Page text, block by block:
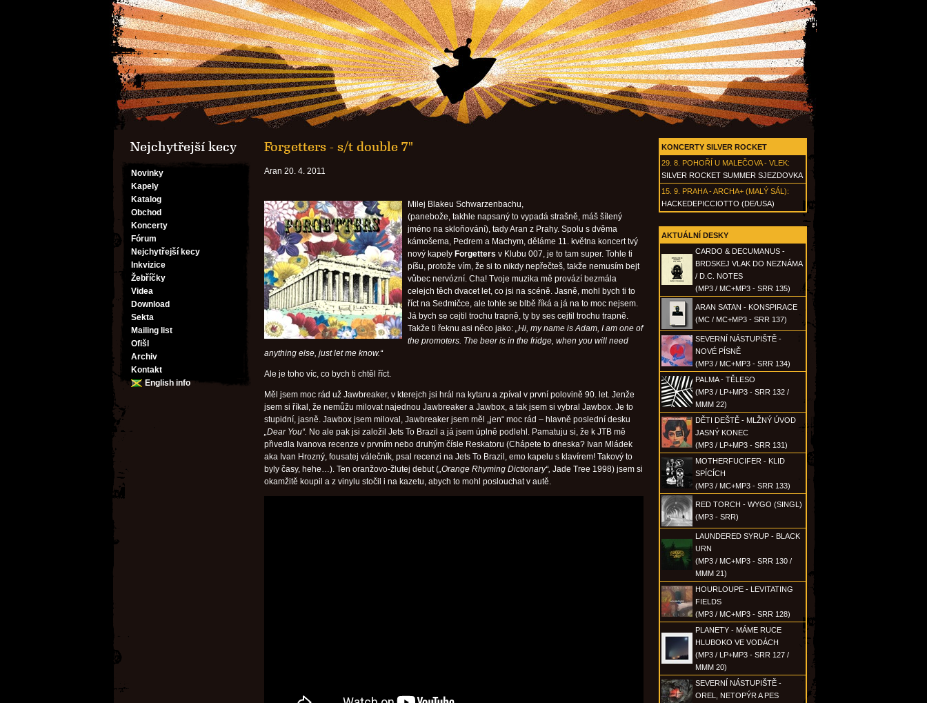
Nejchytřejší kecy
Novinky
Kapely
Katalog
Obchod
Koncerty
Fórum
Nejchytřejší kecy
Inkvizice
Žebříčky
Videa
Download
Sekta
Mailing list
Ofišl
Archiv
Kontakt
English info
KONCERTY SILVER ROCKET
29. 8. POHOŘÍ U MALEČOVA - VLEK:
SILVER ROCKET SUMMER SJEZDOVKA
15. 9. PRAHA - ARCHA+ (MALÝ SÁL):
HACKEDEPICCIOTTO (DE/USA)
AKTUÁLNÍ DESKY
CARDO & DECUMANUS -
BRDSKEJ VLAK DO NEZNÁMA
/ D.C. NOTES
(MP3 / MC+MP3 - SRR 135)
ARAN SATAN - KONSPIRACE
(MC / MC+MP3 - SRR 137)
SEVERNÍ NÁSTUPIŠTĚ -
NOVÉ PÍSNĚ
(MP3 / MC+MP3 - SRR 134)
PALMA - TĚLESO
(MP3 / LP+MP3 - SRR 132 /
MMM 22)
DĚTI DEŠTĚ - MLŽNÝ ÚVOD
JASNÝ KONEC
(MP3 / LP+MP3 - SRR 131)
MOTHERFUCIFER - KLID
SPÍCÍCH
(MP3 / MC+MP3 - SRR 133)
RED TORCH - WYGO (SINGL)
(MP3 - SRR)
LAUNDERED SYRUP - BLACK
URN
(MP3 / MC+MP3 - SRR 130 /
MMM 21)
HOURLOUPE - LEVITATING
FIELDS
(MP3 / MC+MP3 - SRR 128)
PLANETY - MÁME RUCE
HLUBOKO VE VODÁCH
(MP3 / LP+MP3 - SRR 127 /
MMM 20)
SEVERNÍ NÁSTUPIŠTĚ -
OREL, NETOPÝR A PES
Forgetters - s/t double 7"
Aran 20. 4. 2011
Milej Blakeu Schwarzenbachu,
(panebože, takhle napsaný to vypadá strašně, máš šílený
jméno na skloňování), tady Aran z Prahy. Spolu s dvěma
kámošema, Pedrem a Machym, děláme 11. května koncert tvý
nový kapely Forgetters v Klubu 007, je to tam super. Tohle ti
píšu, protože vím, že si to nikdy nepřečteš, takže nemusím bejt
vůbec nervózní. Cha! Tvoje muzika mě provází bezmála
celejch těch dvacet let, co jsi na scéně. Jasně, mohl bych ti to
říct na Sedmičce, ale tohle se blbě říká a já na to moc nejsem.
Já bych se cejtil trochu trapně, ty by ses cejtil trochu trapně.
Takže ti řeknu asi něco jako: „Hi, my name is Adam, I am one of
the promoters. The beer is in the fridge, when you will need
anything else, just let me know.“
Ale je toho víc, co bych ti chtěl říct.
Měl jsem moc rád už Jawbreaker, v kterejch jsi hrál na kytaru a zpíval v první polovině 90. let. Jenže
jsem si říkal, že nemůžu milovat najednou Jawbreaker a Jawbox, a tak jsem si vybral Jawbox. Je to
stupidní, jasně. Jawbox jsem miloval, Jawbreaker jsem měl „jen“ moc rád – hlavně poslední desku
„Dear You“. No ale pak jsi založil Jets To Brazil a já jsem úplně podlehl. Pamatuju si, že k JTB mě
přivedla Ivanova recenze v prvním nebo druhým čísle Reskatoru (Chápete to dneska? Ivan Mládek
aka Ivan Hrozný, fousatej válečník, psal recenzi na Jets To Brazil, emo kapelu s klavírem! Takový to
byly časy, hehe…). Ten oranžovo-žlutej debut („Orange Rhyming Dictionary“, Jade Tree 1998) jsem si
okamžitě koupil a z vinylu stočil i na kazetu, abych to mohl poslouchat v autě.